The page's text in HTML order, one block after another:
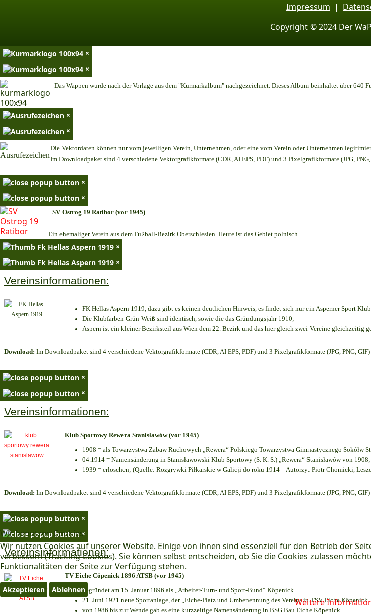
Impressum |
Copyright © 2024 Der
Wir benutzen Cookies
Wir nutzen Cookies auf unserer Website. Einige von ihnen sind essenziell für den Betrieb der
verbessern (Tracking Cookies). Sie können selbst entscheiden, ob Sie die Cookies zulassen
Funktionalitäten der Seite zur Verfügung stehen.
Akzeptieren Ablehnen
Weitere
×
×
Das Wappen wurde nach der Vorlage aus dem "Kurmarkalbum" nachgezeichnet. Dieses Album beinhaltet über 640
×
×
Die Vektordaten können nur vom jeweiligen Verein, Unternehmen, oder eine vom Verein oder Unternehmen
Im Downloadpaket sind 4 verschiedene Vektorgrafikformate (CDR, AI EPS, PDF) und 3 Pixelgrafikformate (JPG, PNG,
×
×
SV Ostrog 19 Ratibor (vor 1945)
Ein ehemaliger Verein aus dem Fußball-Bezirk Oberschlesien. Heute ist das Gebiet polnisch.
×
×
Vereinsinformationen:
FK Hellas Aspern 1919, dazu gibt es keinen deutlichen Hinweis, es findet sich nur ein Asperner Sport
Die Klubfarben Grün-Weiß sind identisch, sowie die das Gründungsjahr 1910;
Aspern ist ein kleiner Bezirksteil aus Wien dem 22. Bezirk und das hier gleich zwei Vereine gleichzeitig
Download: Im Downloadpaket sind 4 verschiedene Vektorgrafikformate (CDR, AI EPS, PDF) und 3 Pixelgrafikformate (JPG, PNG,
×
×
Vereinsinformationen:
Klub Sportowy Rewera Stanisławów (vor 1945)
1908 = als Towarzystwa Zabaw Ruchowych „Rewera“ Polskiego Towarzystwa Gimnastycznego Sokółw
04.1914 = Namensänderung in Stanisławowski Klub Sportowy (S. K. S.) „Rewera“ Stanisławów von 1908;
1939 = erloschen; (Quelle: Rozgrywki Piłkarskie w Galicji do roku 1914 – Autorzy: Piotr Chomicki,
Download: Im Downloadpaket sind 4 verschiedene Vektorgrafikformate (CDR, AI EPS, PDF) und 3 Pixelgrafikformate (JPG, PNG, GIF)
×
×
Vereinsinformationen:
TV Eiche Cöpenick 1896 ATSB (vor 1945)
gegründet am 15. Januar 1896 als „Arbeiter-Turn- und Sport-Bund“ Köpenick
21. Juni 1921 neue Sportanlage, der „Eiche-Platz und Umbenennung des Vereins in TSV Eiche Köpenick
von 1986 bis zur Wende gab es eine kurzzeitige Namensänderung in BSG Bau Eiche Köpenick